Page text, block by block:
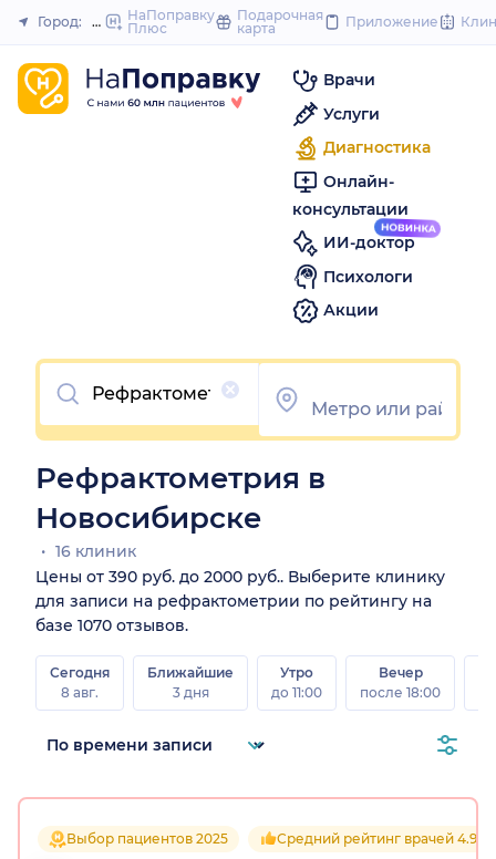
to
Закрыть
Город: Новосибирск
НаПоправку
Плюс
Подарочная
карта
Приложение
Врачи
Услуги
Диагностика
Онлайн-
консультации
ИИ-доктор
Психологи
Акции
Очистить
Рефрактометрия в
Новосибирске
16 клиник
Цены от 390 руб. до 2000 руб.. Выберите клинику
для записи на рефрактометрии по рейтингу на
базе 1070 отзывов.
Сегодня
8 авг.
Ближайшие
3 дня
Утро
до 11:00
Вечер
после 18:00
Выбор пациентов 2025 Средний рейтинг врачей 4.9